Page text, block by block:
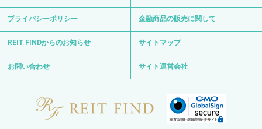
プライバシーポリシー 金融商品の販売に関して
REIT FINDからのお知らせ サイトマップ
お問い合わせ サイト運営会社